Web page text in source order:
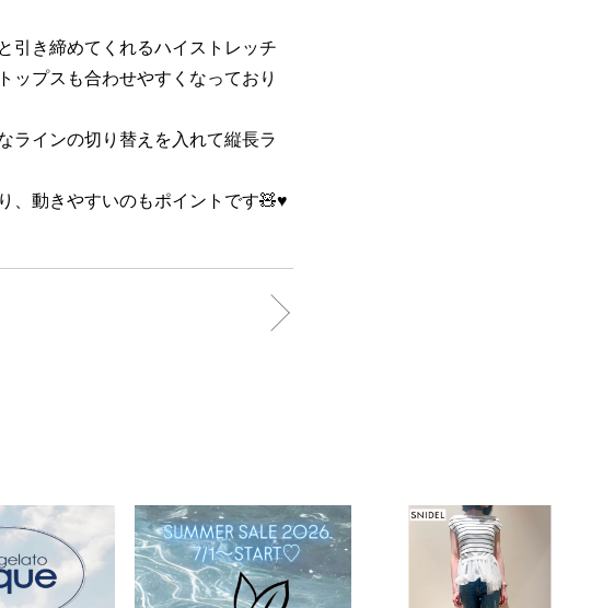
引き締めてくれるハイストレッチ
ップスも合わせやすくなっており
ラインの切り替えを入れて縦長ラ
、動きやすいのもポイントです🧸♥️